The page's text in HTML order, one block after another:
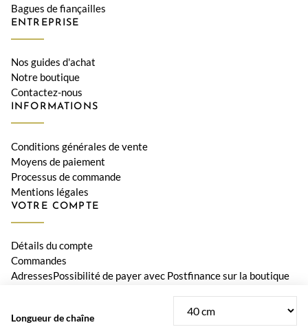
Longueur de chaîne
Bagues de fiançailles
ENTREPRISE
Nos guides d'achat
Notre boutique
Contactez-nous
INFORMATIONS
Conditions générales de vente
Moyens de paiement
Processus de commande
Mentions légales
VOTRE COMPTE
Détails du compte
Commandes
AdressesPossibilité de payer avec Postfinance sur la boutique